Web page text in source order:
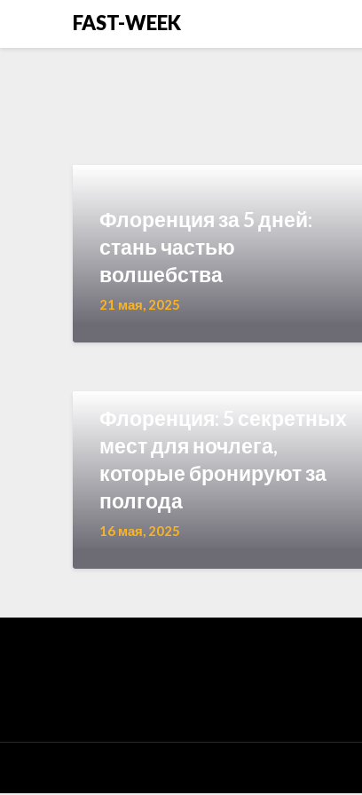
FAST-WEEK
Флоренция за 5 дней:
стань частью
волшебства
21 мая, 2025
Флоренция: 5 секретных
мест для ночлега,
которые бронируют за
полгода
16 мая, 2025